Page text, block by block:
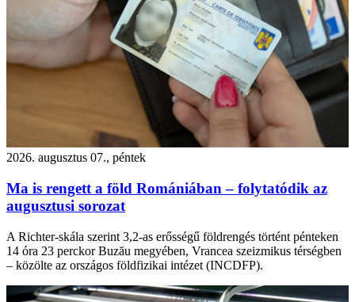
2026. augusztus 07., péntek
Ma is rengett a föld Romániában – folytatódik az
augusztusi sorozat
A Richter-skála szerint 3,2-as erősségű földrengés történt pénteken
14 óra 23 perckor Buzău megyében, Vrancea szeizmikus térségben
– közölte az országos földfizikai intézet (INCDFP).